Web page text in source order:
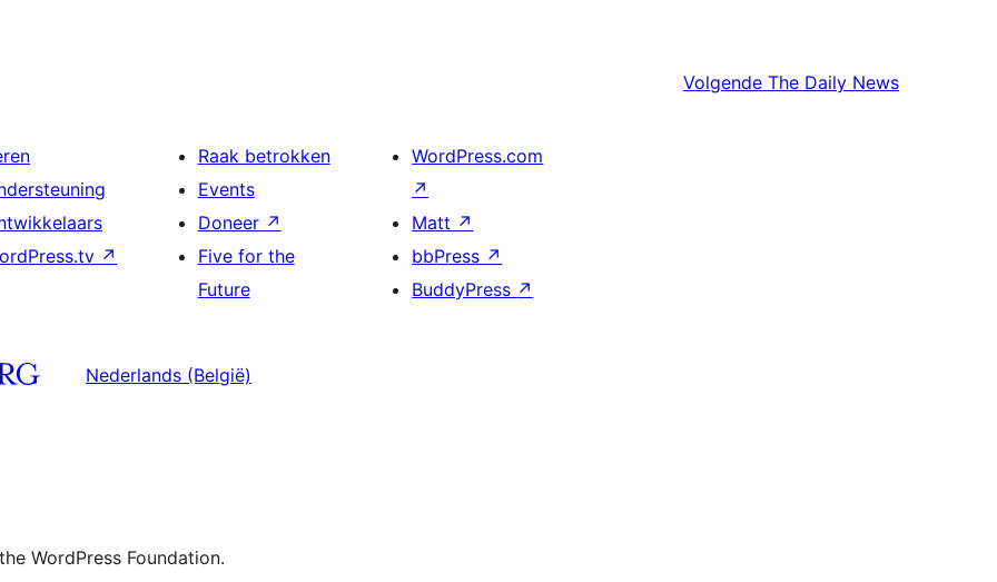
Volgende The Daily News
↗
Raak betrokken
Events
Doneer ↗
Five for the
Future
WordPress.com
↗
Matt ↗
bbPress ↗
BuddyPress ↗
Nederlands (België)
WordPress Foundation.